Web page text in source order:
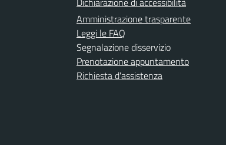
Amministrazione trasparente
Leggi le FAQ
Segnalazione disservizio
Prenotazione appuntamento
Richiesta d'assistenza